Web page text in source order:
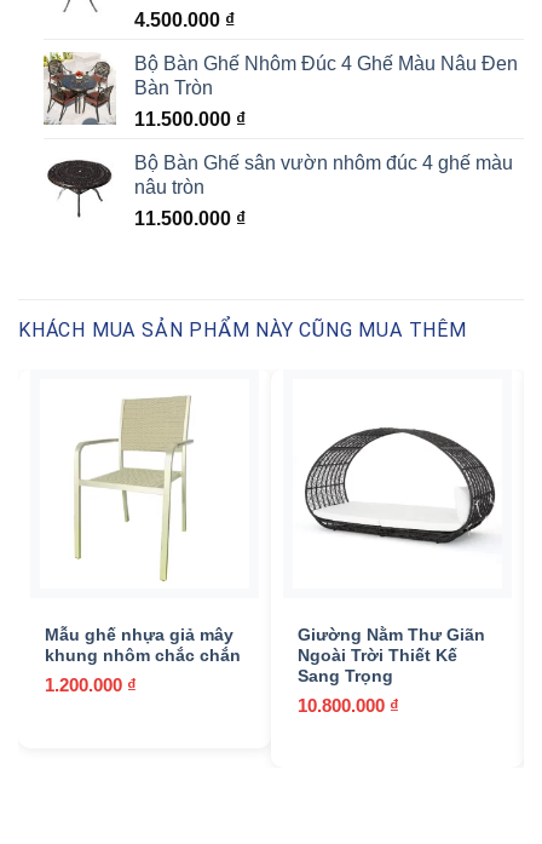
4.500.000 ₫
Bộ Bàn Ghế Nhôm Đúc 4 Ghế Màu Nâu Đen
Bàn Tròn
11.500.000 ₫
Bộ Bàn Ghế sân vườn nhôm đúc 4 ghế màu
nâu tròn
11.500.000 ₫
KHÁCH MUA SẢN PHẨM NÀY CŨNG MUA THÊM
Mẫu ghế nhựa giả mây
khung nhôm chắc chắn
1.200.000 ₫
Giường Nằm Thư Giãn
Ngoài Trời Thiết Kế
Sang Trọng
10.800.000 ₫